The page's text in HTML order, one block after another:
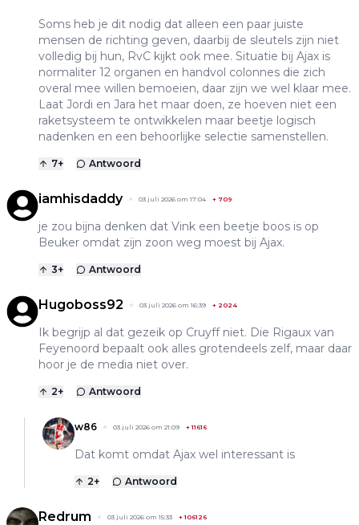
Soms heb je dit nodig dat alleen een paar juiste
mensen de richting geven, daarbij de sleutels zijn niet
volledig bij hun, RvC kijkt ook mee. Situatie bij Ajax is
normaliter 12 organen en handvol colonnes die zich
overal mee willen bemoeien, daar zijn we wel klaar mee.
Laat Jordi en Jara het maar doen, ze hoeven niet een
raketsysteem te ontwikkelen maar beetje logisch
nadenken en een behoorlijke selectie samenstellen.
7+ Antwoord
iamhisdaddy 03 juli 2026 om 17:04 + 709
je zou bijna denken dat Vink een beetje boos is op
Beuker omdat zijn zoon weg moest bij Ajax.
3+ Antwoord
Hugoboss92 03 juli 2026 om 16:39 + 2024
Ik begrijp al dat gezeik op Cruyff niet. Die Rigaux van
Feyenoord bepaalt ook alles grotendeels zelf, maar daar
hoor je de media niet over.
2+ Antwoord
w86 03 juli 2026 om 21:09 +11616
Dat komt omdat Ajax wel interessant is
2+ Antwoord
Redrum 03 juli 2026 om 15:33 +106126